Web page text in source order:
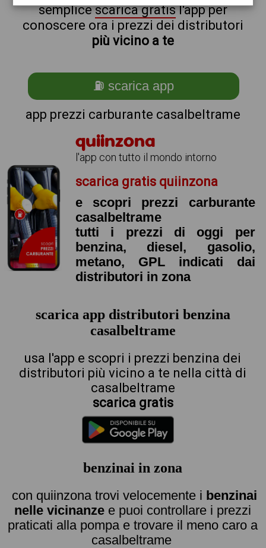
semplicescarica gratisl'app per
conoscere ora i prezzi dei distributori
più vicino a te
⛽ scarica app
app prezzi carburante casalbeltrame
quiinzona
l'app con tutto il mondo intorno
scarica gratis quiinzona
e scopri prezzi carburante
casalbeltrame
tutti i prezzi di oggi per
benzina, diesel, gasolio,
metano, GPL indicati dai
distributori in zona
scarica app distributori benzina
casalbeltrame
usa l'app e scopri i prezzi benzina dei
distributori più vicino a te nella città di
casalbeltrame
scarica gratis
benzinai in zona
con quiinzona trovi velocemente i benzinai
nelle vicinanze e puoi controllare i prezzi
praticati alla pompa e trovare il meno caro a
casalbeltrame